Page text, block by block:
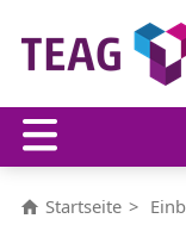
Startseite